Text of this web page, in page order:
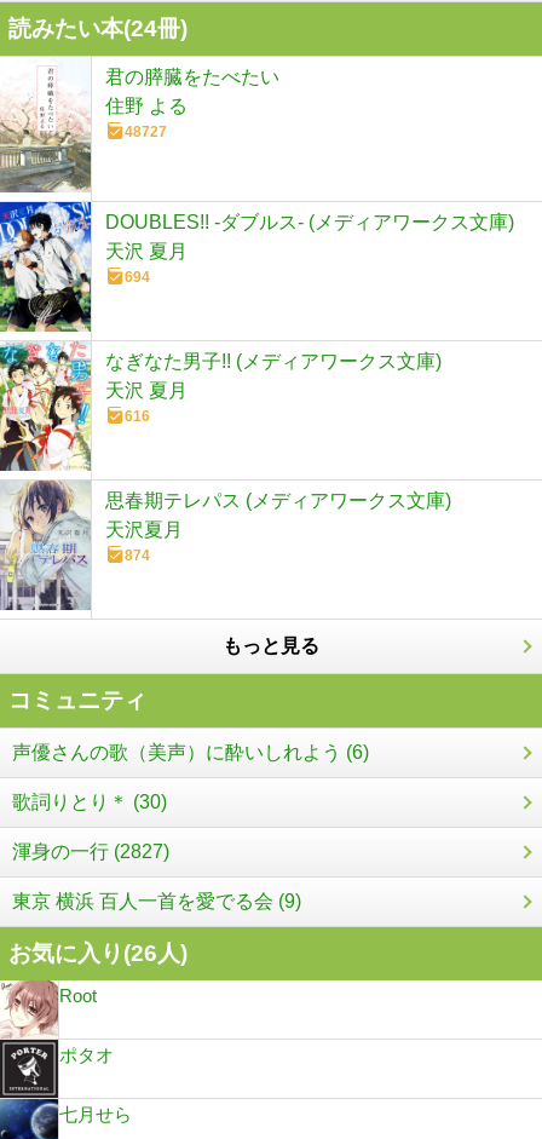
読みたい本(24冊)
君の膵臓をたべたい
住野 よる
48727
DOUBLES!! -ダブルス- (メディアワークス文庫)
天沢 夏月
694
なぎなた男子!! (メディアワークス文庫)
天沢 夏月
616
思春期テレパス (メディアワークス文庫)
天沢夏月
874
もっと見る
コミュニティ
声優さんの歌（美声）に酔いしれよう (6)
歌詞りとり＊ (30)
渾身の一行 (2827)
東京 横浜 百人一首を愛でる会 (9)
お気に入り(26人)
Root
ポタオ
七月せら